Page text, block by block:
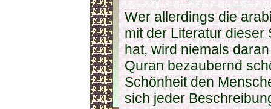
Wer allerdings die
mit der Literatur dieser
hat, wird niemals
Quran bezaubernd
Schönheit den
sich jeder